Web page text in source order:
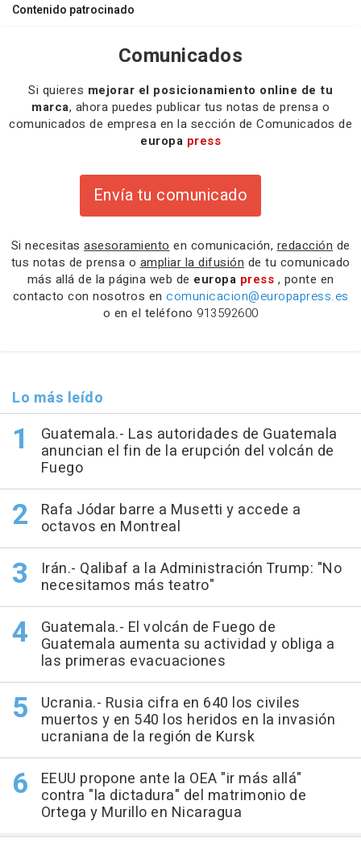
Contenido patrocinado
Comunicados
Si quieres mejorar el posicionamiento online de tu
marca, ahora puedes publicar tus notas de prensa o
comunicados de empresa en la sección de Comunicados de
europa press
Envía tu comunicado
Si necesitas asesoramiento en comunicación, redacción de
tus notas de prensa o ampliar la difusión de tu comunicado
más allá de la página web de europa press , ponte en
contacto con nosotros en comunicacion@europapress.es
o en el teléfono 913592600
Lo más leído
Guatemala.- Las autoridades de Guatemala
anuncian el fin de la erupción del volcán de
Fuego
Rafa Jódar barre a Musetti y accede a
octavos en Montreal
Irán.- Qalibaf a la Administración Trump: "No
necesitamos más teatro"
Guatemala.- El volcán de Fuego de
Guatemala aumenta su actividad y obliga a
las primeras evacuaciones
Ucrania.- Rusia cifra en 640 los civiles
muertos y en 540 los heridos en la invasión
ucraniana de la región de Kursk
EEUU propone ante la OEA "ir más allá"
contra "la dictadura" del matrimonio de
Ortega y Murillo en Nicaragua